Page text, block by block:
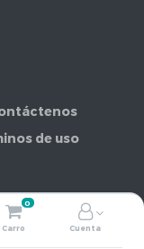
0
Carro Cuenta
de uso
LIMITADA